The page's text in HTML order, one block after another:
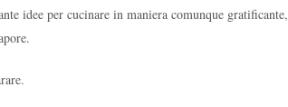
idee per cucinare in maniera comunque gratificante,